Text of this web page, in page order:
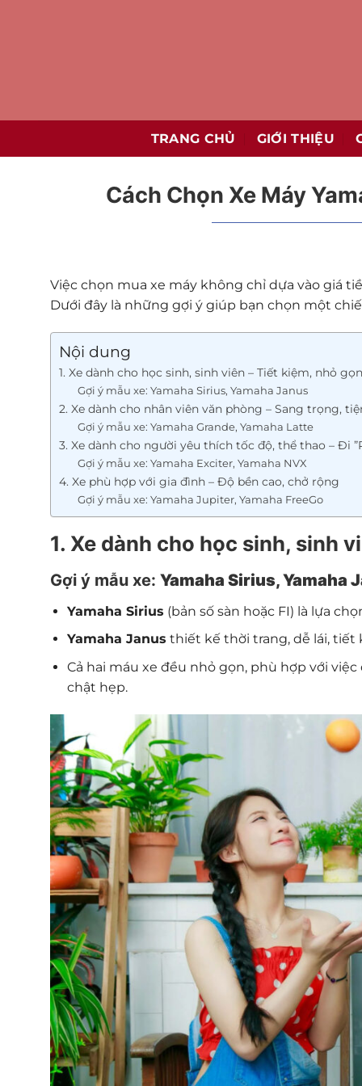
TRANG CHỦ GIỚI THIỆU
Cách Chọn Xe Máy
Việc chọn mua xe máy không chỉ dựa vào giá
Dưới đây là những gợi ý giúp bạn chọn một
Nội dung
1. Xe dành cho học sinh, sinh viên – Tiết kiệm, nhỏ gọn
Gợi ý mẫu xe: Yamaha Sirius, Yamaha Janus
2. Xe dành cho nhân viên văn phòng – Sang trọng,
Gợi ý mẫu xe: Yamaha Grande, Yamaha Latte
3. Xe dành cho người yêu thích tốc độ, thể thao – Đi
Gợi ý mẫu xe: Yamaha Exciter, Yamaha NVX
4. Xe phù hợp với gia đình – Độ bền cao, chở rộng
Gợi ý mẫu xe: Yamaha Jupiter, Yamaha FreeGo
1. Xe dành cho học sinh, sinh
Gợi ý mẫu xe: Yamaha Sirius, Yamaha
Yamaha Sirius (bản số sàn hoặc FI) là lựa
Yamaha Janus thiết kế thời trang, dễ lái, tiết
Cả hai máu xe đều nhỏ gọn, phù hợp với
chật hẹp.